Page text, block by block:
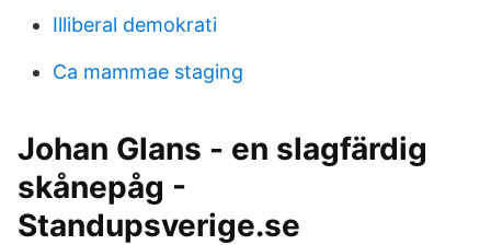
Illiberal demokrati
Ca mammae staging
Johan Glans - en slagfärdig
skånepåg -
Standupsverige.se